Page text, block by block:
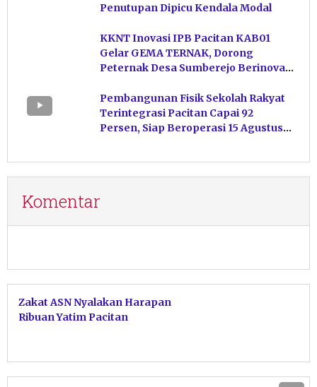
Penutupan Dipicu Kendala Modal
KKNT Inovasi IPB Pacitan KAB01
Gelar GEMA TERNAK, Dorong
Peternak Desa Sumberejo Berinovasi
Pembangunan Fisik Sekolah Rakyat
Terintegrasi Pacitan Capai 92
Persen, Siap Beroperasi 15 Agustus
Komentar
Zakat ASN Nyalakan Harapan
Ribuan Yatim Pacitan